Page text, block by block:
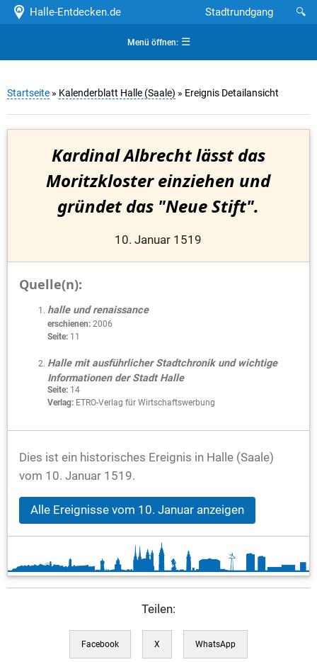
Halle-Entdecken.de 🔍
Stadtrundgang
Menü öffnen:☰
Startseite » Kalenderblatt Halle (Saale) » Ereignis Detailansicht
Kardinal Albrecht lässt das
Moritzkloster einziehen und
gründet das "Neue Stift".
10. Januar 1519
Quelle(n):
halle und renaissance
erschienen: 2006
Seite: 11
Halle mit ausführlicher Stadtchronik und wichtige
Informationen der Stadt Halle
Seite: 14
Verlag: ETRO-Verlag für Wirtschaftswerbung
Dies ist ein historisches Ereignis in Halle (Saale)
vom 10. Januar 1519.
Alle Ereignisse vom 10. Januar anzeigen
Teilen:
Facebook X WhatsApp